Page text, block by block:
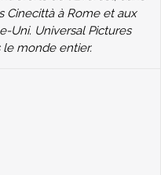
Cinecittà à Rome et aux
Uni. Universal Pictures
monde entier.